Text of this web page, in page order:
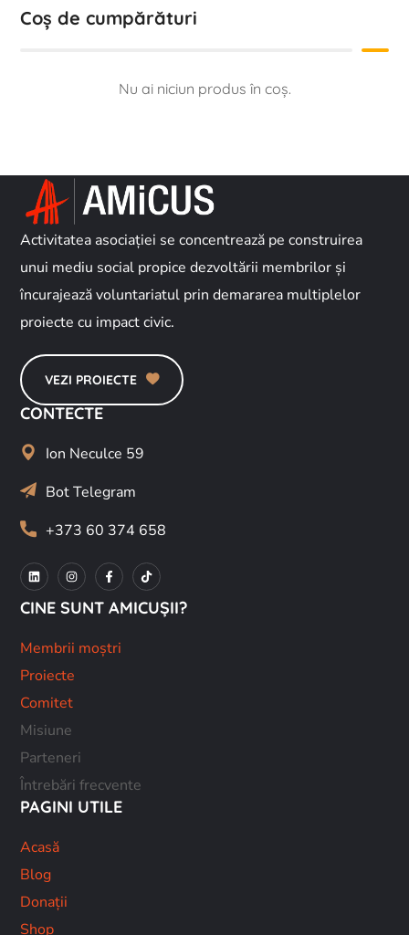
Coș de cumpărături
Nu ai niciun produs în coș.
Activitatea asociației se concentrează pe construirea
unui mediu social propice dezvoltării membrilor și
încurajează voluntariatul prin demararea multiplelor
proiecte cu impact civic.
VEZI PROIECTE
CONTECTE
Ion Neculce 59
Bot Telegram
+373 60 374 658
CINE SUNT AMICUȘII?
Membrii moștri
Proiecte
Comitet
Misiune
Parteneri
Întrebări frecvente
PAGINI UTILE
Acasă
Blog
Donații
Shop